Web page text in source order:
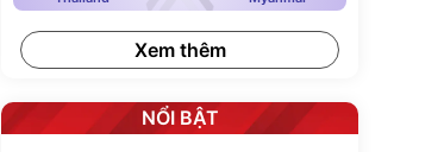
Xem thêm
NỔI BẬT